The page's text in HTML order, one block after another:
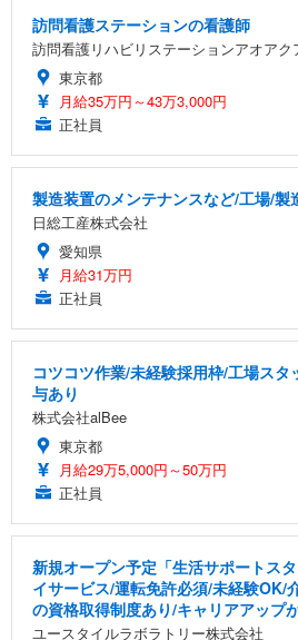
訪問看護ステーションの看護師
訪問看護リハビリステーションアオア
東京都
月給35万円～43万3,000円
正社員
製造装置のメンテナンスなど/工場/製
日総工産株式会社
愛知県
月給31万円
正社員
コツコツ作業/未経験採用枠/工場ス
与あり
株式会社alBee
東京都
月給29万5,000円～50万円
正社員
新規オープン予定「生活サポートス
イサービス/運転免許必須/未経験OK/
の資格取得制度あり/キャリアアップ
ユースタイルラボラトリー株式会社